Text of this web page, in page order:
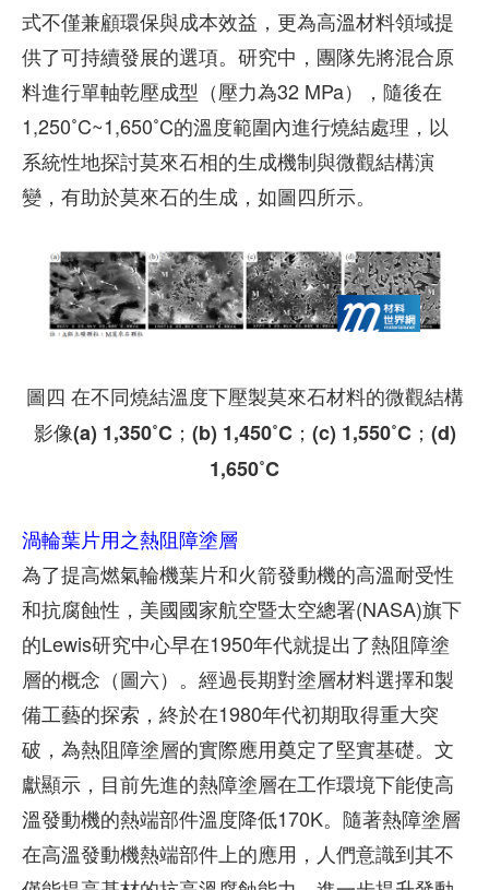
式不僅兼顧環保與成本效益，更為高溫材料領域提
供了可持續發展的選項。研究中，團隊先將混合原
料進行單軸乾壓成型（壓力為32 MPa），隨後在
1,250˚C~1,650˚C的溫度範圍內進行燒結處理，以
系統性地探討莫來石相的生成機制與微觀結構演
變，有助於莫來石的生成，如圖四所示。
圖四 在不同燒結溫度下壓製莫來石材料的微觀結構
影像(a) 1,350˚C；(b) 1,450˚C；(c) 1,550˚C；(d)
1,650˚C
渦輪葉片用之熱阻障塗層
為了提高燃氣輪機葉片和火箭發動機的高溫耐受性
和抗腐蝕性，美國國家航空暨太空總署(NASA)旗下
的Lewis研究中心早在1950年代就提出了熱阻障塗
層的概念（圖六）。經過長期對塗層材料選擇和製
備工藝的探索，終於在1980年代初期取得重大突
破，為熱阻障塗層的實際應用奠定了堅實基礎。文
獻顯示，目前先進的熱障塗層在工作環境下能使高
溫發動機的熱端部件溫度降低170K。隨著熱障塗層
在高溫發動機熱端部件上的應用，人們意識到其不